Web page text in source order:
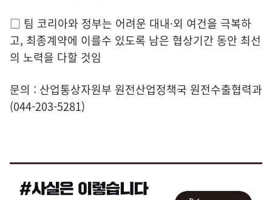
□ 팀 코리아와 정부는 어려운 대내·외 여건을 극복하
고, 최종계약에 이를수 있도록 남은 협상기간 동안 최선
의 노력을 다할 것임
문의 : 산업통상자원부 원전산업정책국 원전수출협력과
(044-203-5281)